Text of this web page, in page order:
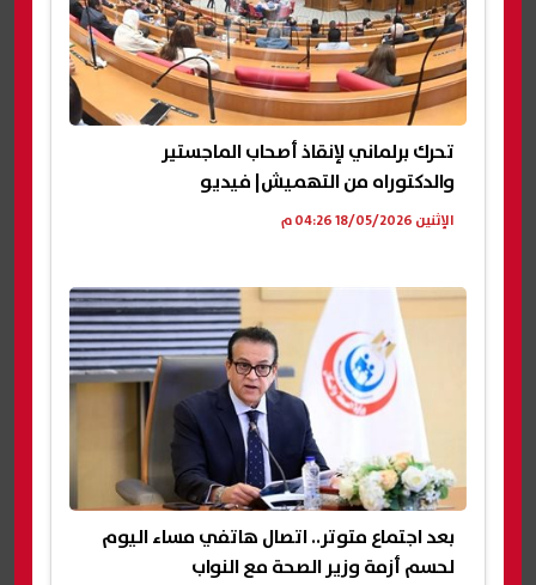
تحرك برلماني لإنقاذ أصحاب الماجستير
والدكتوراه من التهميش| فيديو
الإثنين 18/05/2026 04:26 م
بعد اجتماع متوتر.. اتصال هاتفي مساء اليوم
لحسم أزمة وزير الصحة مع النواب